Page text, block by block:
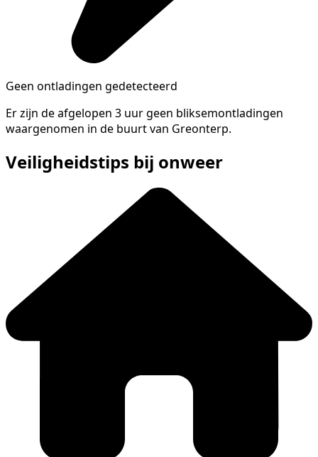
Geen ontladingen gedetecteerd
Er zijn de afgelopen 3 uur geen bliksemontladingen
waargenomen in de buurt van Greonterp.
Veiligheidstips bij onweer